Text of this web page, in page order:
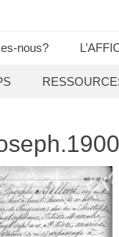
nous?